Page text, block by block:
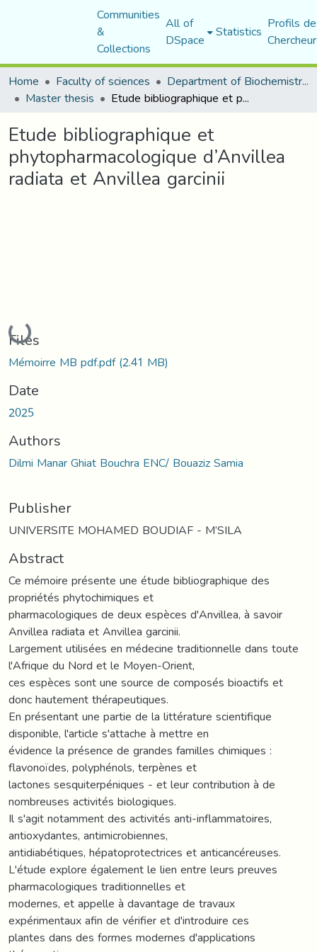
Communities
&
Collections
All of
DSpace Statistics Profils
Home
Faculty of sciences Department of Biochemistry and Microbiology
Master thesis Etude bibliographique et phytopharmacologique d’Anvillea radiata et Anvillea garcinii
Etude bibliographique et
phytopharmacologique d’Anvillea
radiata et Anvillea garcinii
Loading...
Files
Mémoirre MB pdf.pdf(2.41 MB)
Date
2025
Authors
Dilmi Manar Ghiat Bouchra ENC/ Bouaziz Samia
Publisher
UNIVERSITE MOHAMED BOUDIAF - M’SILA
Abstract
Ce mémoire présente une étude bibliographique des
propriétés phytochimiques et
pharmacologiques de deux espèces d'Anvillea, à savoir
Anvillea radiata et Anvillea garcinii.
Largement utilisées en médecine traditionnelle dans toute
l'Afrique du Nord et le Moyen-Orient,
ces espèces sont une source de composés bioactifs et
donc hautement thérapeutiques.
En présentant une partie de la littérature scientifique
disponible, l'article s'attache à mettre en
évidence la présence de grandes familles chimiques :
flavonoïdes, polyphénols, terpènes et
lactones sesquiterpéniques - et leur contribution à de
nombreuses activités biologiques.
Il s'agit notamment des activités anti-inflammatoires,
antioxydantes, antimicrobiennes,
antidiabétiques, hépatoprotectrices et anticancéreuses.
L'étude explore également le lien entre leurs preuves
pharmacologiques traditionnelles et
modernes, et appelle à davantage de travaux
expérimentaux afin de vérifier et d'introduire ces
plantes dans des formes modernes d'applications